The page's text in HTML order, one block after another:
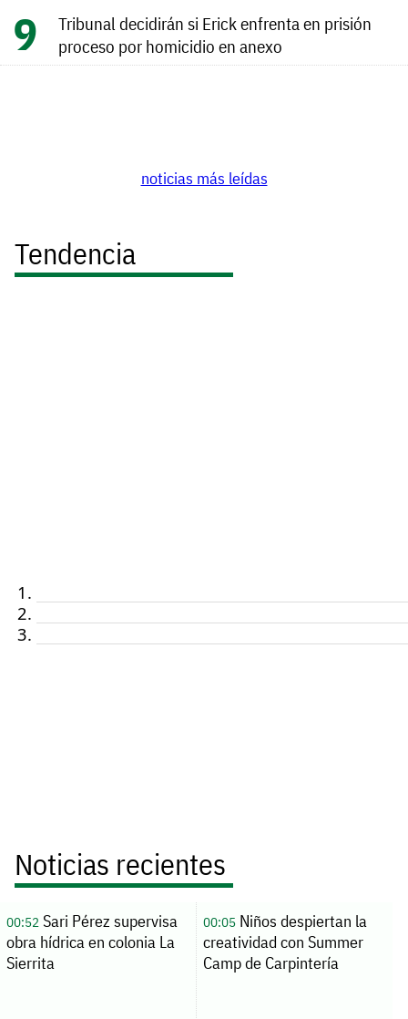
Tribunal decidirán si Erick enfrenta en prisión
proceso por homicidio en anexo
noticias más leídas
Tendencia
Noticias recientes
00:52Sari Pérez supervisa
obra hídrica en colonia La
Sierrita
00:05Niños despiertan la
creatividad con Summer
Camp de Carpintería